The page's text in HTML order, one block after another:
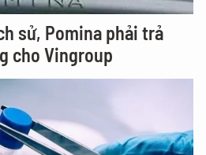
sử, Pomina phải trả
cho Vingroup